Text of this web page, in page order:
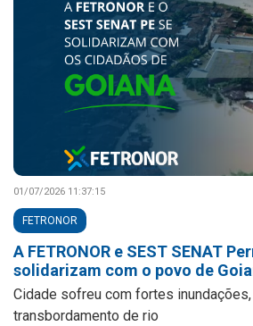
01/07/2026 11:37:15
FETRONOR
A FETRONOR e SEST SENAT
solidarizam com o povo de
Cidade sofreu com fortes
transbordamento de rio